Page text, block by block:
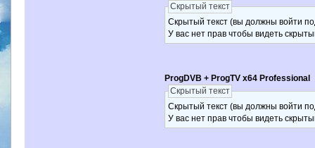
Скрытый текст
Скрытый текст (вы должны войти
У вас нет прав чтобы видеть
ProgDVB + ProgTV x64 Professional
Скрытый текст
Скрытый текст (вы должны войти
У вас нет прав чтобы видеть